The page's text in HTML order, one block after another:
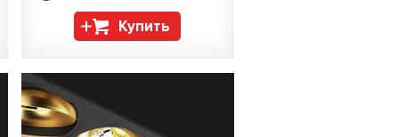
Купить